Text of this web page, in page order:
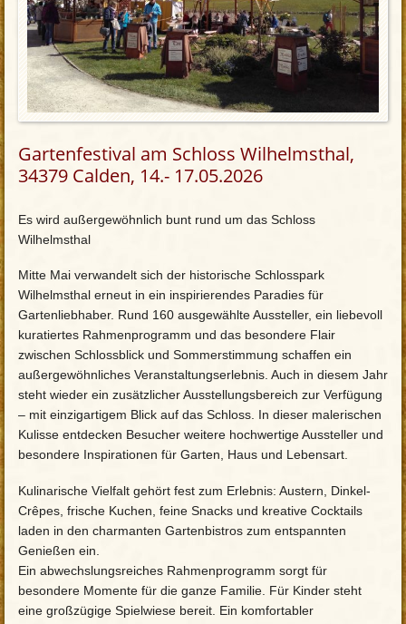
Gartenfestival am Schloss Wilhelmsthal,
34379 Calden, 14.- 17.05.2026
Es wird außergewöhnlich bunt rund um das Schloss
Wilhelmsthal
Mitte Mai verwandelt sich der historische Schlosspark
Wilhelmsthal erneut in ein inspirierendes Paradies für
Gartenliebhaber. Rund 160 ausgewählte Aussteller, ein liebevoll
kuratiertes Rahmenprogramm und das besondere Flair
zwischen Schlossblick und Sommerstimmung schaffen ein
außergewöhnliches Veranstaltungserlebnis. Auch in diesem Jahr
steht wieder ein zusätzlicher Ausstellungsbereich zur Verfügung
– mit einzigartigem Blick auf das Schloss. In dieser malerischen
Kulisse entdecken Besucher weitere hochwertige Aussteller und
besondere Inspirationen für Garten, Haus und Lebensart.
Kulinarische Vielfalt gehört fest zum Erlebnis: Austern, Dinkel-
Crêpes, frische Kuchen, feine Snacks und kreative Cocktails
laden in den charmanten Gartenbistros zum entspannten
Genießen ein.
Ein abwechslungsreiches Rahmenprogramm sorgt für
besondere Momente für die ganze Familie. Für Kinder steht
eine großzügige Spielwiese bereit. Ein komfortabler